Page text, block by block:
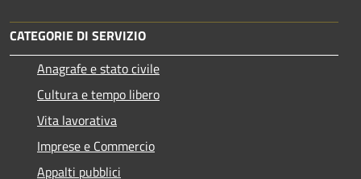
CATEGORIE DI SERVIZIO
Anagrafe e stato civile
Cultura e tempo libero
Vita lavorativa
Imprese e Commercio
Appalti pubblici